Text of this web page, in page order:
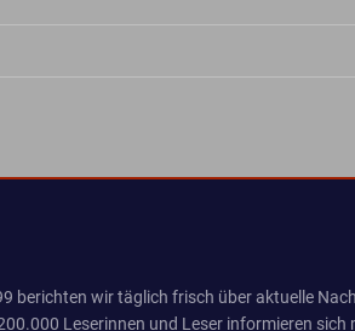
berichten wir täglich frisch über aktuelle
Leserinnen und Leser informieren